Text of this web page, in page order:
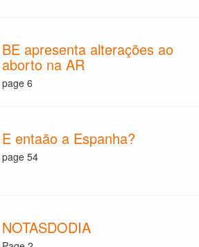
BE apresenta alterações ao
aborto na AR
page 6
E entaão a Espanha?
page 54
NOTASDODIA